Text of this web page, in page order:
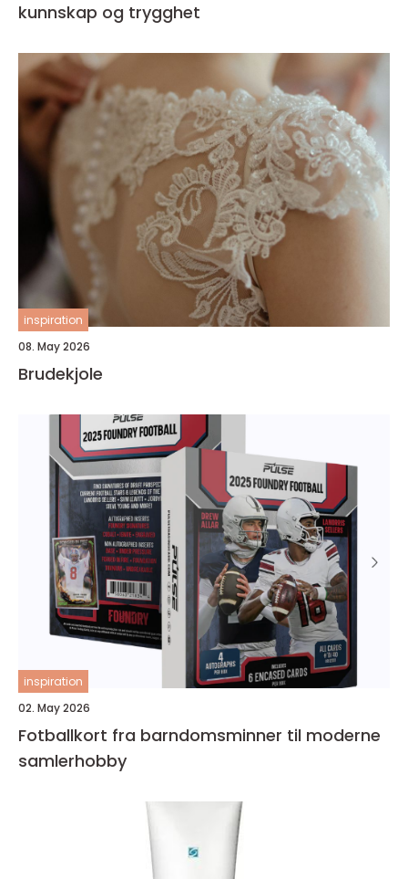
kunnskap og trygghet
inspiration
08. May 2026
Brudekjole
inspiration
02. May 2026
Fotballkort fra barndomsminner til moderne
samlerhobby